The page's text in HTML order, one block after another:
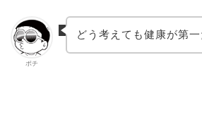
ポチ
どう考えても健康が第一